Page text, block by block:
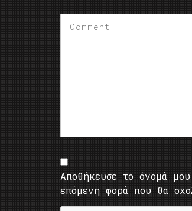
Αποθήκευσε το όνομά
επόμενη φορά που θα